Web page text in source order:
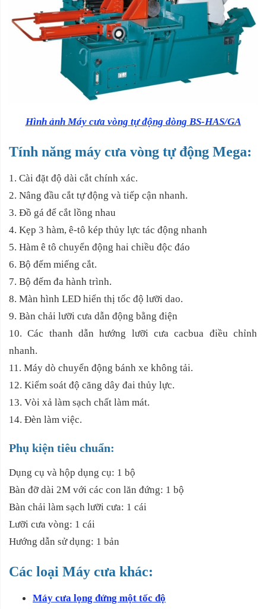
Hình ảnh Máy cưa vòng tự động dòng BS-HAS/GA
Tính năng máy cưa vòng tự động Mega:
1. Cài đặt độ dài cắt chính xác.
2. Nâng đầu cắt tự động và tiếp cận nhanh.
3. Đồ gá để cắt lồng nhau
4. Kẹp 3 hàm, ê-tô kép thủy lực tác động nhanh
5. Hàm ê tô chuyển động hai chiều độc đáo
6. Bộ đếm miếng cắt.
7. Bộ đếm đa hành trình.
8. Màn hình LED hiển thị tốc độ lưỡi dao.
9. Bàn chải lưỡi cưa dẫn động bằng điện
10. Các thanh dẫn hướng lưỡi cưa cacbua điều chỉnh
nhanh.
11. Máy dò chuyển động bánh xe không tải.
12. Kiểm soát độ căng dây đai thủy lực.
13. Vòi xả làm sạch chất làm mát.
14. Đèn làm việc.
Phụ kiện tiêu chuẩn:
Dụng cụ và hộp dụng cụ: 1 bộ
Bàn đỡ dài 2M với các con lăn đứng: 1 bộ
Bàn chải làm sạch lưỡi cưa: 1 cái
Lưỡi cưa vòng: 1 cái
Hướng dẫn sử dụng: 1 bản
Các loại Máy cưa khác:
Máy cưa lọng đứng một tốc độ